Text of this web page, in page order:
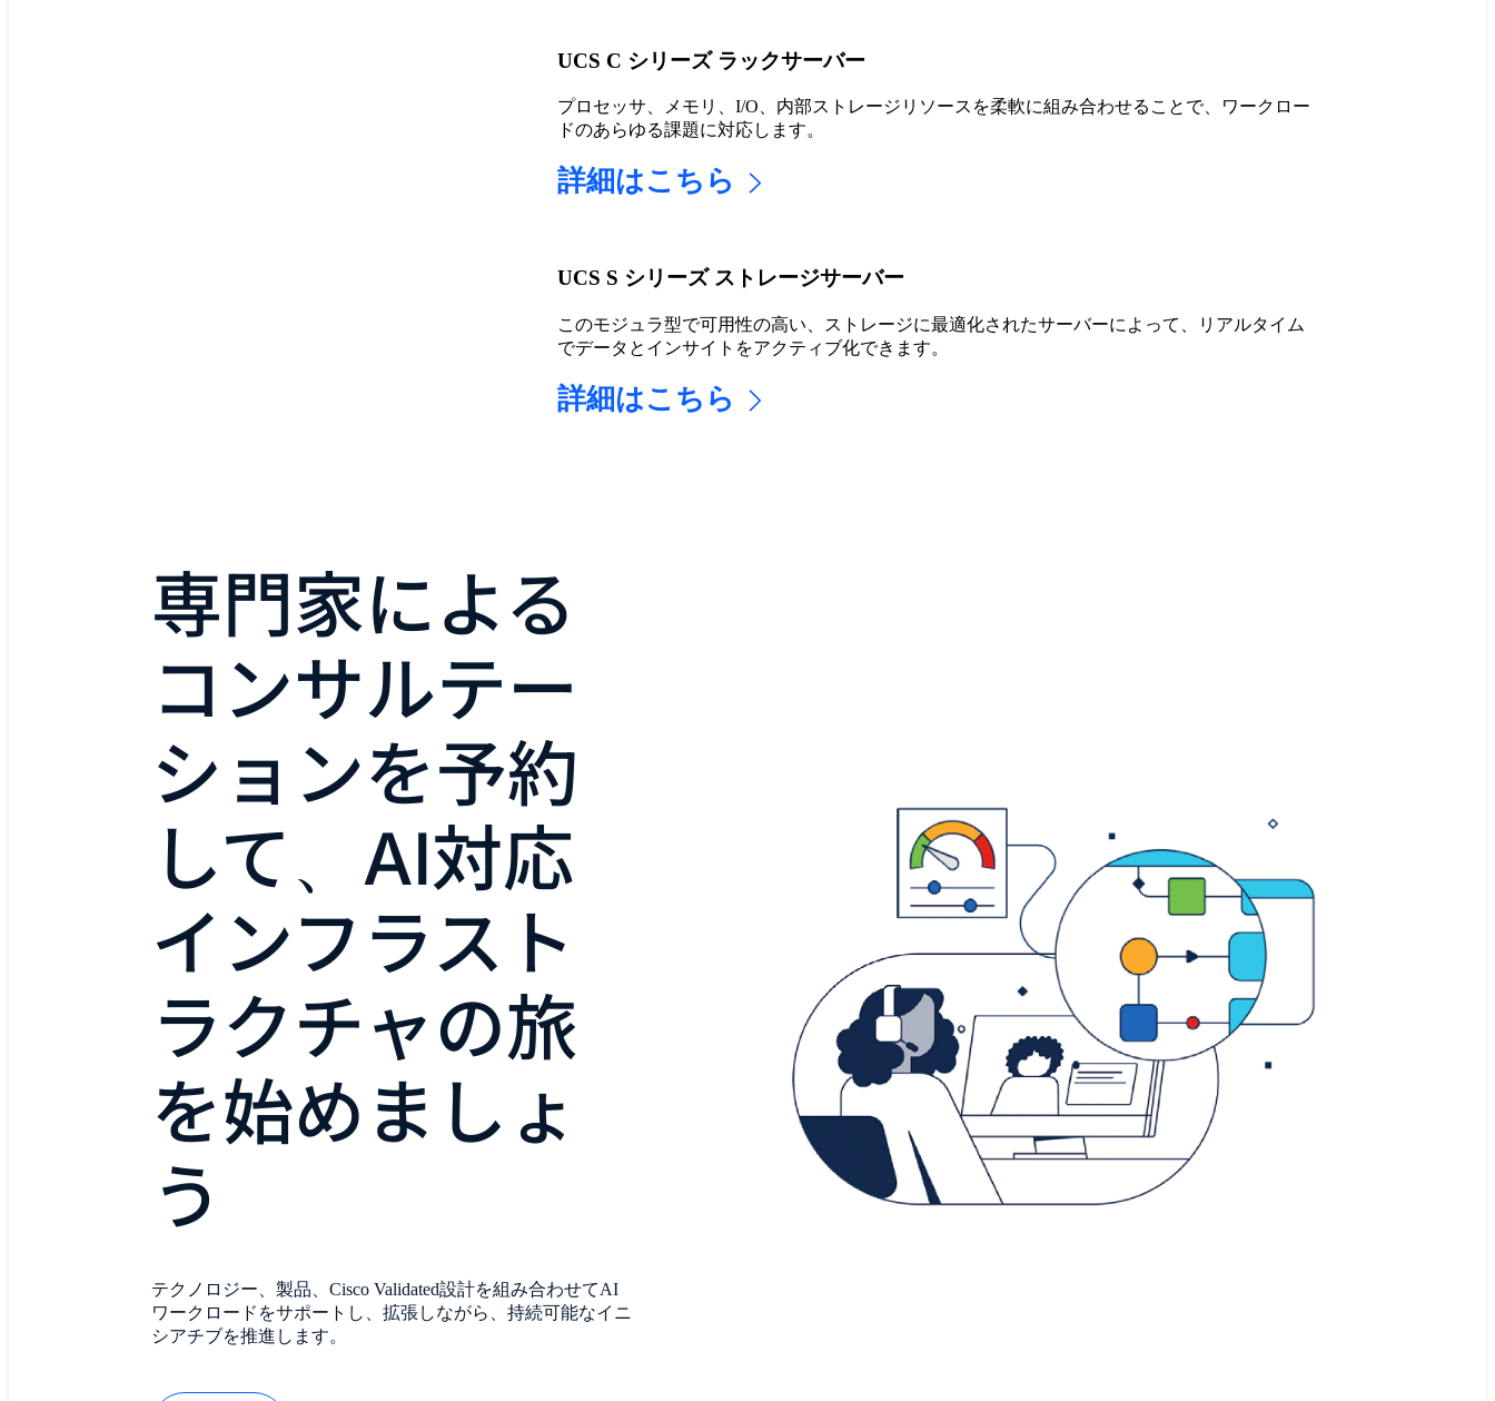
UCS C シリーズ ラックサーバー
プロセッサ、メモリ、I/O、内部ストレージリソースを柔軟に組み合わせることで、ワークロー
ドのあらゆる課題に対応します。
詳細はこちら
UCS S シリーズ ストレージサーバー
このモジュラ型で可用性の高い、ストレージに最適化されたサーバーによって、リアルタイム
でデータとインサイトをアクティブ化できます。
詳細はこちら
専門家による
コンサルテー
ションを予約
して、AI対応
インフラスト
ラクチャの旅
を始めましょ
う
テクノロジー、製品、Cisco Validated設計を組み合わせてAI
ワークロードをサポートし、拡張しながら、持続可能なイニ
シアチブを推進します。